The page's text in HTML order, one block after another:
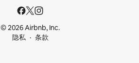
© 2026 Airbnb, Inc.
隐私
条款